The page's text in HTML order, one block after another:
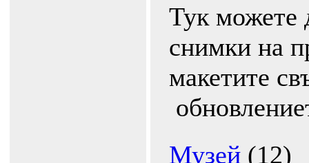
Тук можете
снимки на
макетите
Музей (12)